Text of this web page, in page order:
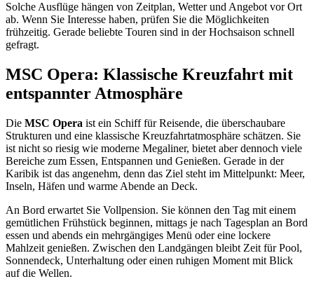
Solche Ausflüge hängen von Zeitplan, Wetter und Angebot vor Ort
ab. Wenn Sie Interesse haben, prüfen Sie die Möglichkeiten
frühzeitig. Gerade beliebte Touren sind in der Hochsaison schnell
gefragt.
MSC Opera: Klassische Kreuzfahrt mit
entspannter Atmosphäre
Die MSC Opera ist ein Schiff für Reisende, die überschaubare
Strukturen und eine klassische Kreuzfahrtatmosphäre schätzen. Sie
ist nicht so riesig wie moderne Megaliner, bietet aber dennoch viele
Bereiche zum Essen, Entspannen und Genießen. Gerade in der
Karibik ist das angenehm, denn das Ziel steht im Mittelpunkt: Meer,
Inseln, Häfen und warme Abende an Deck.
An Bord erwartet Sie Vollpension. Sie können den Tag mit einem
gemütlichen Frühstück beginnen, mittags je nach Tagesplan an Bord
essen und abends ein mehrgängiges Menü oder eine lockere
Mahlzeit genießen. Zwischen den Landgängen bleibt Zeit für Pool,
Sonnendeck, Unterhaltung oder einen ruhigen Moment mit Blick
auf die Wellen.